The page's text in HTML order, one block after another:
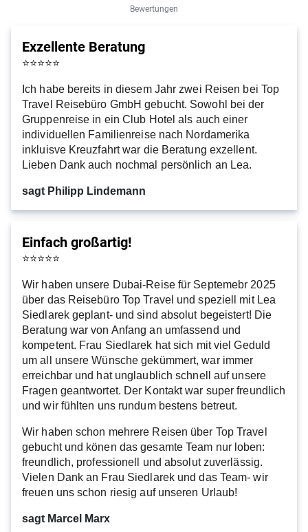
Bewertungen
Exzellente Beratung
⭐⭐⭐⭐⭐
Ich habe bereits in diesem Jahr zwei Reisen bei Top
Travel Reisebüro GmbH gebucht. Sowohl bei der
Gruppenreise in ein Club Hotel als auch einer
individuellen Familienreise nach Nordamerika
inkluisve Kreuzfahrt war die Beratung exzellent.
Lieben Dank auch nochmal persönlich an Lea.
sagt Philipp Lindemann
Einfach großartig!
⭐⭐⭐⭐⭐
Wir haben unsere Dubai-Reise für Septemebr 2025
über das Reisebüro Top Travel und speziell mit Lea
Siedlarek geplant- und sind absolut begeistert! Die
Beratung war von Anfang an umfassend und
kompetent. Frau Siedlarek hat sich mit viel Geduld
um all unsere Wünsche gekümmert, war immer
erreichbar und hat unglaublich schnell auf unsere
Fragen geantwortet. Der Kontakt war super freundlich
und wir fühlten uns rundum bestens betreut.
Wir haben schon mehrere Reisen über Top Travel
gebucht und könen das gesamte Team nur loben:
freundlich, professionell und absolut zuverlässig.
Vielen Dank an Frau Siedlarek und das Team- wir
freuen uns schon riesig auf unseren Urlaub!
sagt Marcel Marx